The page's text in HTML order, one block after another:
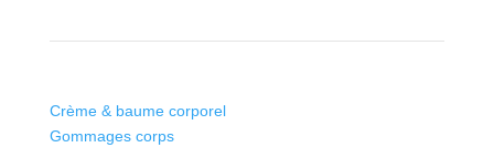
Crème & baume corporel
Gommages corps